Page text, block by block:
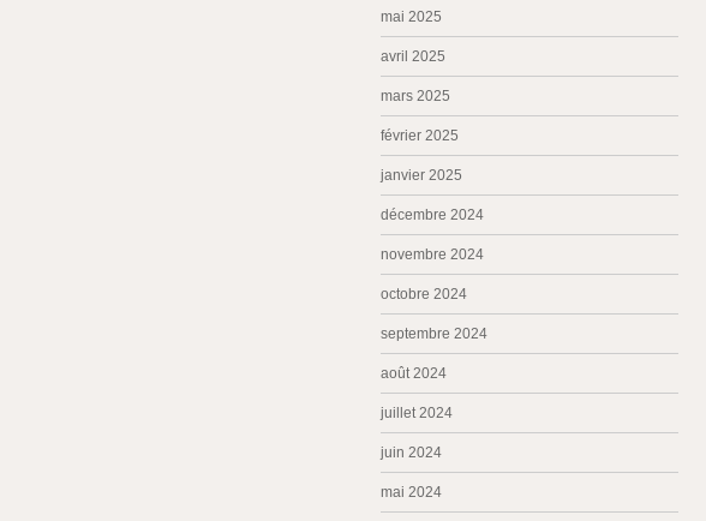
mai 2025
avril 2025
mars 2025
février 2025
janvier 2025
décembre 2024
novembre 2024
octobre 2024
septembre 2024
août 2024
juillet 2024
juin 2024
mai 2024